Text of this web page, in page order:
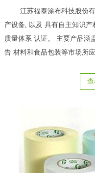
江苏福泰涂布科技股份有
产设备, 以及 具有自主知识
质量体系 认证。 主要产品涵
告 材料和食品包装等市场所